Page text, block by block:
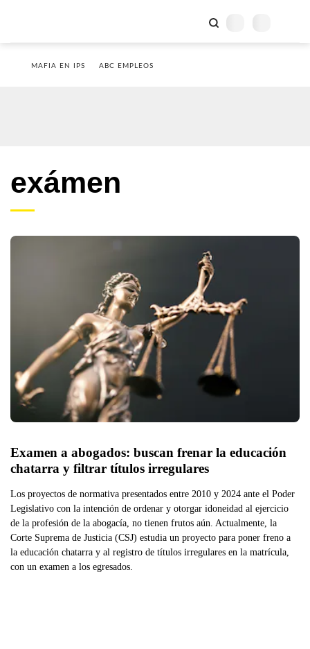
MAFIA EN IPS ABC EMPLEOS
exámen
Examen a abogados: buscan frenar la educación
Los proyectos de normativa presentados entre 2010 y 2024 ante el Poder
Legislativo con la intención de ordenar y otorgar idoneidad al ejercicio
de la profesión de la abogacía, no tienen frutos aún. Actualmente, la
Corte Suprema de Justicia (CSJ) estudia un proyecto para poner freno a
la educación chatarra y al registro de títulos irregulares en la matrícula,
con un examen a los egresados.